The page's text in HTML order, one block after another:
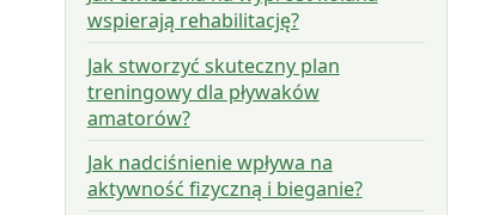
wspierają rehabilitację?
Jak stworzyć skuteczny plan
treningowy dla pływaków
amatorów?
Jak nadciśnienie wpływa na
aktywność fizyczną i bieganie?